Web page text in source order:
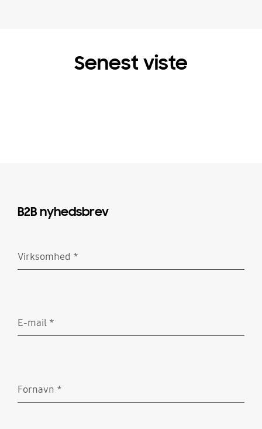
Senest viste
B2B nyhedsbrev
Virksomhed *
E-mail *
Fornavn *